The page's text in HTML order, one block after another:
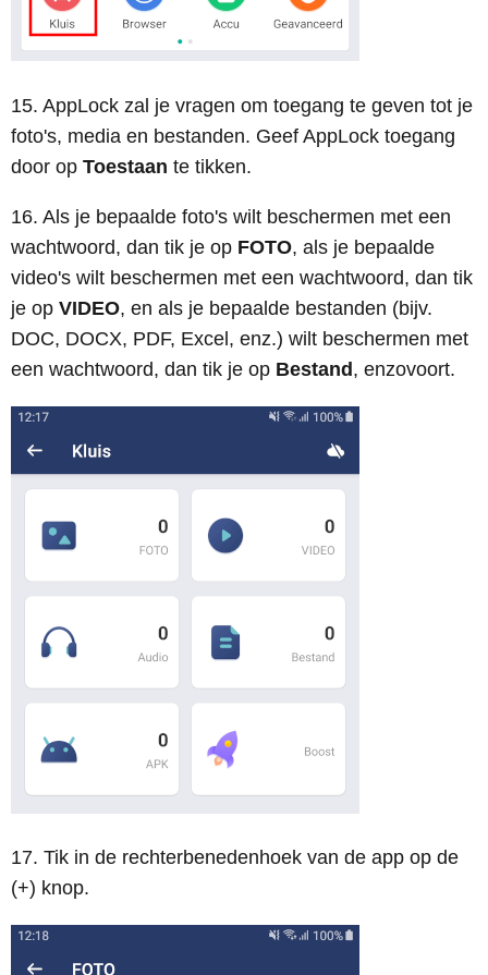
15. AppLock zal je vragen om toegang te geven tot je
foto's, media en bestanden. Geef AppLock toegang
door op Toestaan te tikken.
16. Als je bepaalde foto's wilt beschermen met een
wachtwoord, dan tik je op FOTO, als je bepaalde
video's wilt beschermen met een wachtwoord, dan tik
je op VIDEO, en als je bepaalde bestanden (bijv.
DOC, DOCX, PDF, Excel, enz.) wilt beschermen met
een wachtwoord, dan tik je op Bestand, enzovoort.
17. Tik in de rechterbenedenhoek van de app op de
(+) knop.